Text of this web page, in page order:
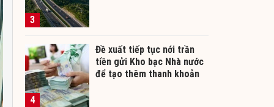
3
4
Đề xuất tiếp tục nới trần
tiền gửi Kho bạc Nhà nước
để tạo thêm thanh khoản